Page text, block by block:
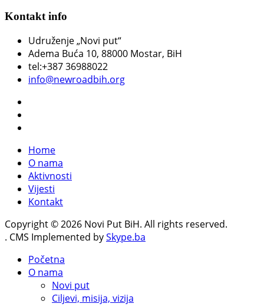
Kontakt info
Udruženje „Novi put“
Adema Buća 10, 88000 Mostar, BiH
tel:+387 36988022
info@newroadbih.org
Home
O nama
Aktivnosti
Vijesti
Kontakt
Copyright © 2026 Novi Put BiH. All rights reserved.
. CMS Implemented bySkype.ba
Početna
O nama
Novi put
Ciljevi, misija, vizija